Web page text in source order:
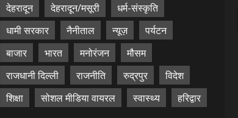
देहरादून
देहरादून/मसूरी
धर्म-संस्कृति
धामी सरकार
नैनीताल न्यूज़
पर्यटन
बाजार
भारत मनोरंजन
मौसम
राजधानी दिल्ली
राजनीति रुद्रपुर
विदेश
शिक्षा
सोशल मीडिया वायरल स्वास्थ्य हरिद्वार